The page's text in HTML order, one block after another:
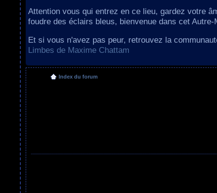
Attention vous qui entrez en ce lieu, gardez votre
foudre des éclairs bleus, bienvenue dans cet Autre-
Et si vous n'avez pas peur, retrouvez la
Limbes de Maxime Chattam
Index du forum